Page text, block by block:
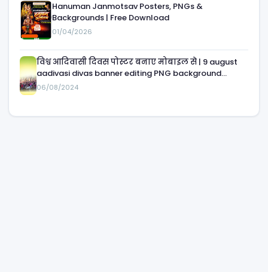
Hanuman Janmotsav Posters, PNGs &
Backgrounds | Free Download
01/04/2026
विश्व आदिवासी दिवस पोस्टर बनाए मोबाइल से | 9 august
aadivasi divas banner editing PNG background
download| 9 august आदिवासी दिवस का बैनर
06/08/2024